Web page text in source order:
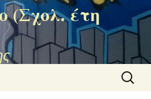
(Σχολ. έτη
για: